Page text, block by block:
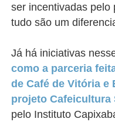
ser incentivadas pelo
tudo são um
Já há iniciativas
como a parceria
de Café de Vitória e
projeto
pelo Instituto